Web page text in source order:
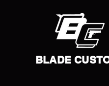
BLADE